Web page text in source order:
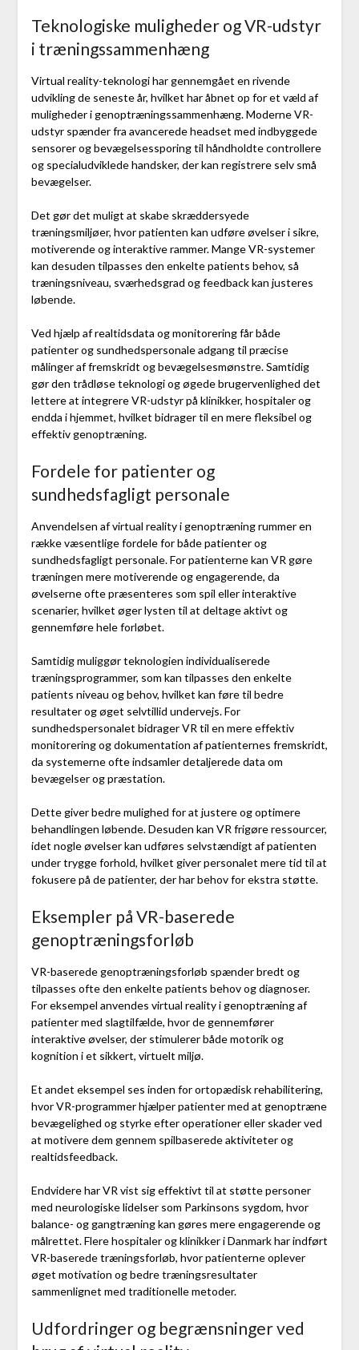
Teknologiske muligheder og VR-udstyr
i træningssammenhæng
Virtual reality-teknologi har gennemgået en rivende
udvikling de seneste år, hvilket har åbnet op for et væld af
muligheder i genoptræningssammenhæng. Moderne VR-
udstyr spænder fra avancerede headset med indbyggede
sensorer og bevægelsessporing til håndholdte controllere
og specialudviklede handsker, der kan registrere selv små
bevægelser.
Det gør det muligt at skabe skræddersyede
træningsmiljøer, hvor patienten kan udføre øvelser i sikre,
motiverende og interaktive rammer. Mange VR-systemer
kan desuden tilpasses den enkelte patients behov, så
træningsniveau, sværhedsgrad og feedback kan justeres
løbende.
Ved hjælp af realtidsdata og monitorering får både
patienter og sundhedspersonale adgang til præcise
målinger af fremskridt og bevægelsesmønstre. Samtidig
gør den trådløse teknologi og øgede brugervenlighed det
lettere at integrere VR-udstyr på klinikker, hospitaler og
endda i hjemmet, hvilket bidrager til en mere fleksibel og
effektiv genoptræning.
Fordele for patienter og
sundhedsfagligt personale
Anvendelsen af virtual reality i genoptræning rummer en
række væsentlige fordele for både patienter og
sundhedsfagligt personale. For patienterne kan VR gøre
træningen mere motiverende og engagerende, da
øvelserne ofte præsenteres som spil eller interaktive
scenarier, hvilket øger lysten til at deltage aktivt og
gennemføre hele forløbet.
Samtidig muliggør teknologien individualiserede
træningsprogrammer, som kan tilpasses den enkelte
patients niveau og behov, hvilket kan føre til bedre
resultater og øget selvtillid undervejs. For
sundhedspersonalet bidrager VR til en mere effektiv
monitorering og dokumentation af patienternes fremskridt,
da systemerne ofte indsamler detaljerede data om
bevægelser og præstation.
Dette giver bedre mulighed for at justere og optimere
behandlingen løbende. Desuden kan VR frigøre ressourcer,
idet nogle øvelser kan udføres selvstændigt af patienten
under trygge forhold, hvilket giver personalet mere tid til at
fokusere på de patienter, der har behov for ekstra støtte.
Eksempler på VR-baserede
genoptræningsforløb
VR-baserede genoptræningsforløb spænder bredt og
tilpasses ofte den enkelte patients behov og diagnoser.
For eksempel anvendes virtual reality i genoptræning af
patienter med slagtilfælde, hvor de gennemfører
interaktive øvelser, der stimulerer både motorik og
kognition i et sikkert, virtuelt miljø.
Et andet eksempel ses inden for ortopædisk rehabilitering,
hvor VR-programmer hjælper patienter med at genoptræne
bevægelighed og styrke efter operationer eller skader ved
at motivere dem gennem spilbaserede aktiviteter og
realtidsfeedback.
Endvidere har VR vist sig effektivt til at støtte personer
med neurologiske lidelser som Parkinsons sygdom, hvor
balance- og gangtræning kan gøres mere engagerende og
målrettet. Flere hospitaler og klinikker i Danmark har indført
VR-baserede træningsforløb, hvor patienterne oplever
øget motivation og bedre træningsresultater
sammenlignet med traditionelle metoder.
Udfordringer og begrænsninger ved